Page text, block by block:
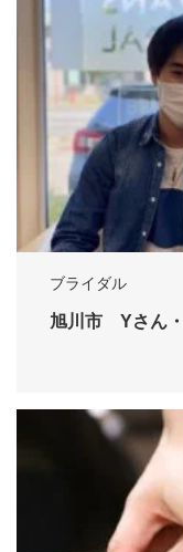
ブライダル
旭川市 Yさん